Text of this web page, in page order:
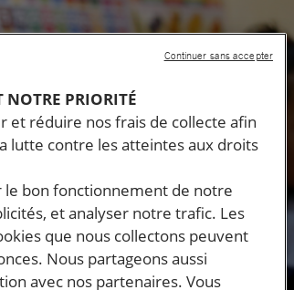
NOTRE PRIORITÉ
et réduire nos frais de collecte afin
lutte contre les atteintes aux droits
le bon fonctionnement de notre
et analyser notre trafic. Les
que nous collectons peuvent
Nous partageons aussi
avec nos partenaires. Vous
Continuer sans accepter